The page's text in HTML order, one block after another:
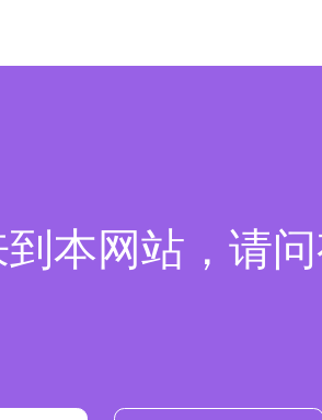
本网站，请